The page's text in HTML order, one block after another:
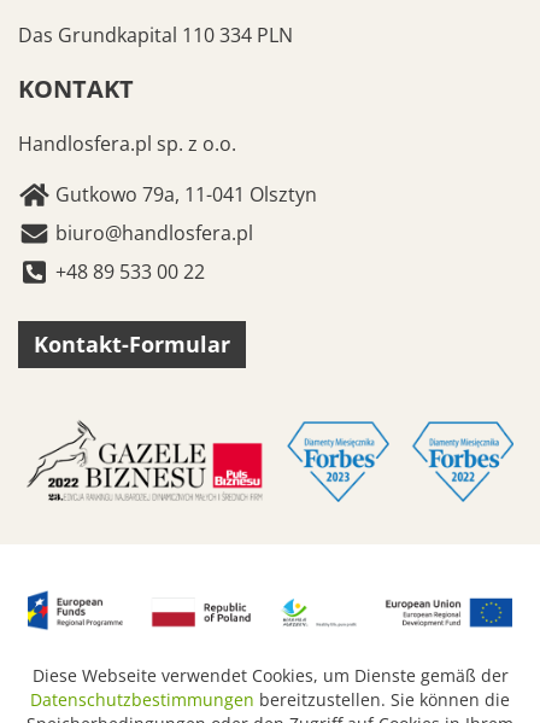
Das Grundkapital 110 334 PLN
KONTAKT
Handlosfera.pl sp. z o.o.
Gutkowo 79a, 11-041 Olsztyn
biuro@handlosfera.pl
+48 89 533 00 22
Kontakt-Formular
Diese Webseite verwendet Cookies, um Dienste gemäß der
Datenschutzbestimmungen bereitzustellen. Sie können die